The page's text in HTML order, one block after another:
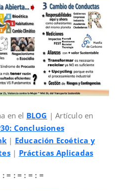
en el BLOG | Artículo en
Conclusiones
| Educación Ecoética y
| Prácticas Aplicadas
= : = : = : =